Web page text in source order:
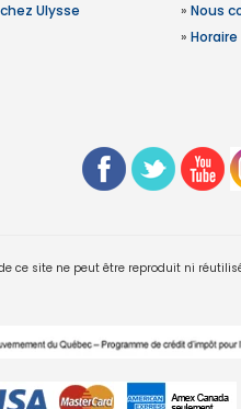
Ulysse
» Nous
» Horaire
ce site ne peut être reproduit ni